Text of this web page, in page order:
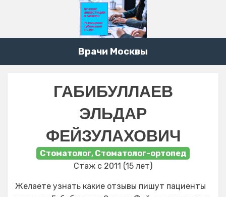
Врачи Москвы
ГАБИБУЛЛАЕВ
ЭЛЬДАР
ФЕЙЗУЛАХОВИЧ
Стоматолог, Стоматолог-ортопед
Стаж с 2011 (15 лет)
Желаете узнать какие отзывы пишут пациенты